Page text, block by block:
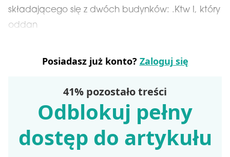
składającego się z dwóch budynków: .Ktw I, który
oddan
Posiadasz już konto? Zaloguj się
41% pozostało treści
Odblokuj pełny
dostęp do artykułu